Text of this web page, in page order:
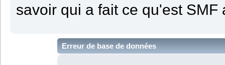
savoir qui a fait ce qu'est SMF
Erreur de base de données